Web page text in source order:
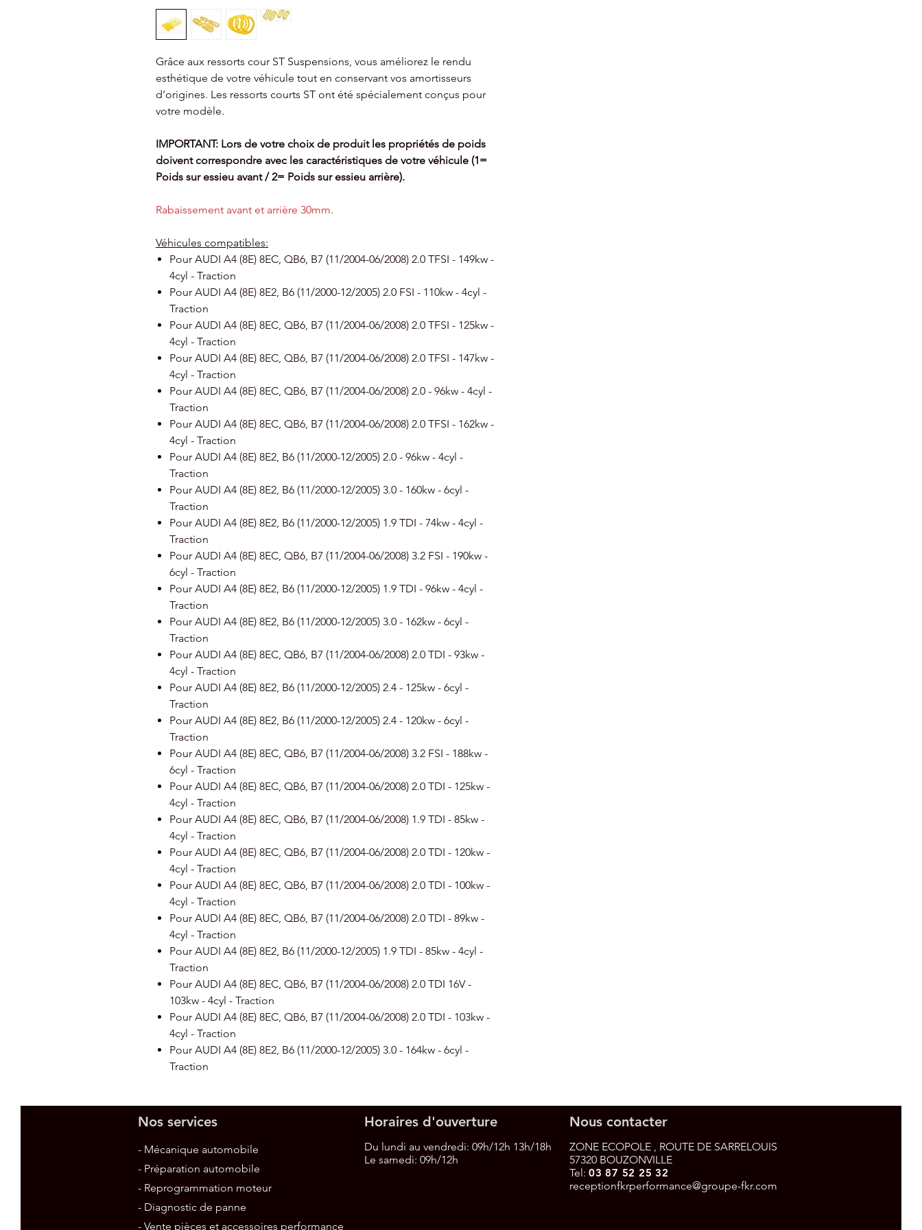
Grâce aux ressorts cour ST Suspensions, vous améliorez le rendu
esthétique de votre véhicule tout en conservant vos amortisseurs
d’origines. Les ressorts courts ST ont été spécialement conçus pour
votre modèle.
IMPORTANT: Lors de votre choix de produit les propriétés de poids
doiventcorrespondre avec les caractéristiques de votre véhicule (1=
Poids sur essieu avant / 2= Poids sur essieu arrière).
Rabaissement avant et arrière 30mm.
Véhicules compatibles:
Pour AUDI A4 (8E) 8EC, QB6, B7 (11/2004-06/2008) 2.0 TFSI - 149kw -
4cyl - Traction
Pour AUDI A4 (8E) 8E2, B6 (11/2000-12/2005) 2.0 FSI - 110kw - 4cyl -
Traction
Pour AUDI A4 (8E) 8EC, QB6, B7 (11/2004-06/2008) 2.0 TFSI - 125kw -
4cyl - Traction
Pour AUDI A4 (8E) 8EC, QB6, B7 (11/2004-06/2008) 2.0 TFSI - 147kw -
4cyl - Traction
Pour AUDI A4 (8E) 8EC, QB6, B7 (11/2004-06/2008) 2.0 - 96kw - 4cyl -
Traction
Pour AUDI A4 (8E) 8EC, QB6, B7 (11/2004-06/2008) 2.0 TFSI - 162kw -
4cyl - Traction
Pour AUDI A4 (8E) 8E2, B6 (11/2000-12/2005) 2.0 - 96kw - 4cyl -
Traction
Pour AUDI A4 (8E) 8E2, B6 (11/2000-12/2005) 3.0 - 160kw - 6cyl -
Traction
Pour AUDI A4 (8E) 8E2, B6 (11/2000-12/2005) 1.9 TDI - 74kw - 4cyl -
Traction
Pour AUDI A4 (8E) 8EC, QB6, B7 (11/2004-06/2008) 3.2 FSI - 190kw -
6cyl - Traction
Pour AUDI A4 (8E) 8E2, B6 (11/2000-12/2005) 1.9 TDI - 96kw - 4cyl -
Traction
Pour AUDI A4 (8E) 8E2, B6 (11/2000-12/2005) 3.0 - 162kw - 6cyl -
Traction
Pour AUDI A4 (8E) 8EC, QB6, B7 (11/2004-06/2008) 2.0 TDI - 93kw -
4cyl - Traction
Pour AUDI A4 (8E) 8E2, B6 (11/2000-12/2005) 2.4 - 125kw - 6cyl -
Traction
Pour AUDI A4 (8E) 8E2, B6 (11/2000-12/2005) 2.4 - 120kw - 6cyl -
Traction
Pour AUDI A4 (8E) 8EC, QB6, B7 (11/2004-06/2008) 3.2 FSI - 188kw -
6cyl - Traction
Pour AUDI A4 (8E) 8EC, QB6, B7 (11/2004-06/2008) 2.0 TDI - 125kw -
4cyl - Traction
Pour AUDI A4 (8E) 8EC, QB6, B7 (11/2004-06/2008) 1.9 TDI - 85kw -
4cyl - Traction
Pour AUDI A4 (8E) 8EC, QB6, B7 (11/2004-06/2008) 2.0 TDI - 120kw -
4cyl - Traction
Pour AUDI A4 (8E) 8EC, QB6, B7 (11/2004-06/2008) 2.0 TDI - 100kw -
4cyl - Traction
Pour AUDI A4 (8E) 8EC, QB6, B7 (11/2004-06/2008) 2.0 TDI - 89kw -
4cyl - Traction
Pour AUDI A4 (8E) 8E2, B6 (11/2000-12/2005) 1.9 TDI - 85kw - 4cyl -
Traction
Pour AUDI A4 (8E) 8EC, QB6, B7 (11/2004-06/2008) 2.0 TDI 16V -
103kw - 4cyl - Traction
Pour AUDI A4 (8E) 8EC, QB6, B7 (11/2004-06/2008) 2.0 TDI - 103kw -
4cyl - Traction
Pour AUDI A4 (8E) 8E2, B6 (11/2000-12/2005) 3.0 - 164kw - 6cyl -
Traction
Nos services
- Mécanique automobile
- Préparation automobile
- Reprogrammation moteur
- Diagnostic de panne
- Vente pièces et accessoires performance
Horaires d'ouverture
Du lundi au vendredi: 09h/12h 13h/18h
Le samedi: 09h/12h
Nous contacter
ZONE ECOPOLE , ROUTE DE SARRELOUIS
57320 BOUZONVILLE
Tel: 03 87 52 25 32
receptionfkrperformance@groupe-fkr.com